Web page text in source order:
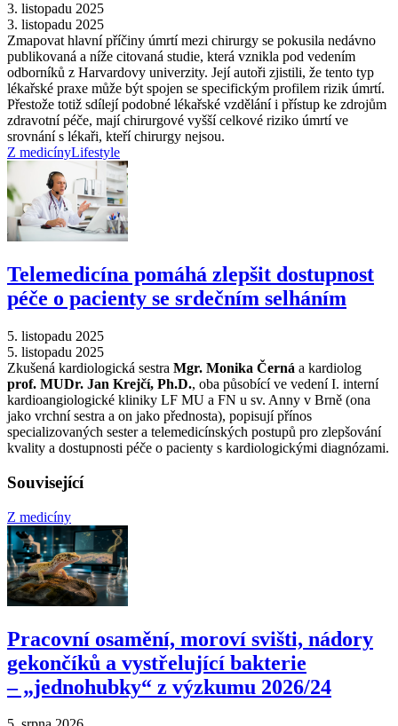
3. listopadu 2025
3. listopadu 2025
Zmapovat hlavní příčiny úmrtí mezi chirurgy se pokusila nedávno
publikovaná a níže citovaná studie, která vznikla pod vedením
odborníků z Harvardovy univerzity. Její autoři zjistili, že tento typ
lékařské praxe může být spojen se specifickým profilem rizik úmrtí.
Přestože totiž sdílejí podobné lékařské vzdělání i přístup ke zdrojům
zdravotní péče, mají chirurgové vyšší celkové riziko úmrtí ve
srovnání s lékaři, kteří chirurgy nejsou.
Z medicínyLifestyle
Telemedicína pomáhá zlepšit dostupnost
péče o pacienty se srdečním selháním
5. listopadu 2025
5. listopadu 2025
Zkušená kardiologická sestra Mgr. Monika Černá a kardiolog
prof. MUDr. Jan Krejčí, Ph.D., oba působící ve vedení I. interní
kardioangiologické kliniky LF MU a FN u sv. Anny v Brně (ona
jako vrchní sestra a on jako přednosta), popisují přínos
specializovaných sester a telemedicínských postupů pro zlepšování
kvality a dostupnosti péče o pacienty s kardiologickými diagnózami.
Související
Z medicíny
Pracovní osamění, moroví svišti, nádory
gekončíků a vystřelující bakterie
–⁠ „jednohubky“ z výzkumu 2026/24